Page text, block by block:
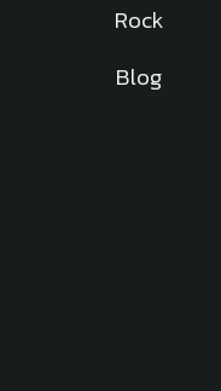
Rock
Blog